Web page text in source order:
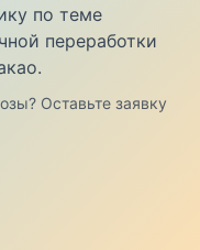
по теме
переработки
Оставьте заявку